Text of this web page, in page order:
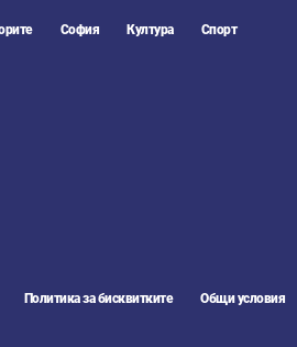
София Култура
Спорт
Политика за бисквитките
Общи условия